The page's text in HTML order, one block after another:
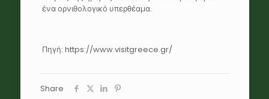
ένα ορνιθολογικό υπερθέαμα.
Πηγή: https://www.visitgreece.gr/
Share